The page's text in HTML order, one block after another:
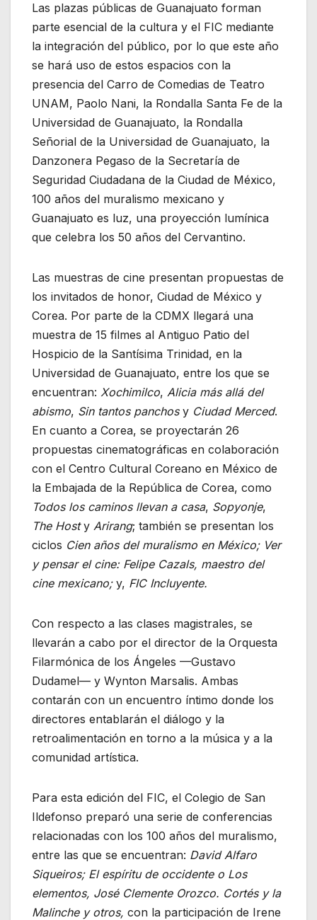
Las plazas públicas de Guanajuato forman
parte esencial de la cultura y el FIC mediante
la integración del público, por lo que este año
se hará uso de estos espacios con la
presencia del Carro de Comedias de Teatro
UNAM, Paolo Nani, la Rondalla Santa Fe de la
Universidad de Guanajuato, la Rondalla
Señorial de la Universidad de Guanajuato, la
Danzonera Pegaso de la Secretaría de
Seguridad Ciudadana de la Ciudad de México,
100 años del muralismo mexicano y
Guanajuato es luz, una proyección lumínica
que celebra los 50 años del Cervantino.
Las muestras de cine presentan propuestas de
los invitados de honor, Ciudad de México y
Corea. Por parte de la CDMX llegará una
muestra de 15 filmes al Antiguo Patio del
Hospicio de la Santísima Trinidad, en la
Universidad de Guanajuato, entre los que se
encuentran: Xochimilco, Alicia más allá del
abismo, Sin tantos panchosy Ciudad Merced.
En cuanto a Corea, se proyectarán 26
propuestas cinematográficas en colaboración
con el Centro Cultural Coreano en México de
la Embajada de la República de Corea, como
Todos los caminos llevan a casa, Sopyonje,
The Hosty Arirang; también se presentan los
ciclos Cien años del muralismo en México; Ver
y pensar el cine: Felipe Cazals, maestro del
cine mexicano;y, FIC Incluyente.
Con respecto a las clases magistrales, se
llevarán a cabo por el director de la Orquesta
Filarmónica de los Ángeles —Gustavo
Dudamel— y Wynton Marsalis. Ambas
contarán con un encuentro íntimo donde los
directores entablarán el diálogo y la
retroalimentación en torno a la música y a la
comunidad artística.
Para esta edición del FIC, el Colegio de San
Ildefonso preparó una serie de conferencias
relacionadas con los 100 años del muralismo,
entre las que se encuentran: David Alfaro
Siqueiros; El espíritu de occidente o Los
elementos, José Clemente Orozco. Cortés y la
Malinche y otros, con la participación de Irene